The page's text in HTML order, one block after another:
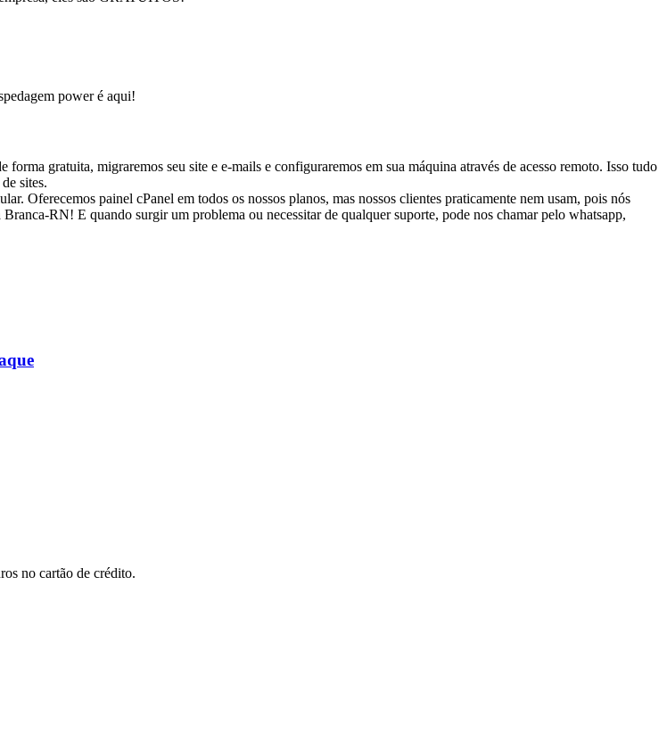
power é aqui!
gratuita, migraremos seu site e e-mails e configuraremos em sua máquina através de acesso remoto. Isso tudo
sites.
Oferecemos painel cPanel em todos os nossos planos, mas nossos clientes praticamente nem usam, pois nós
RN! E quando surgir um problema ou necessitar de qualquer suporte, pode nos chamar pelo whatsapp,
no cartão de crédito.